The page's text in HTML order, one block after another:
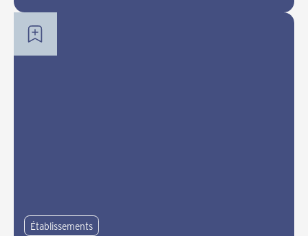
Établissements